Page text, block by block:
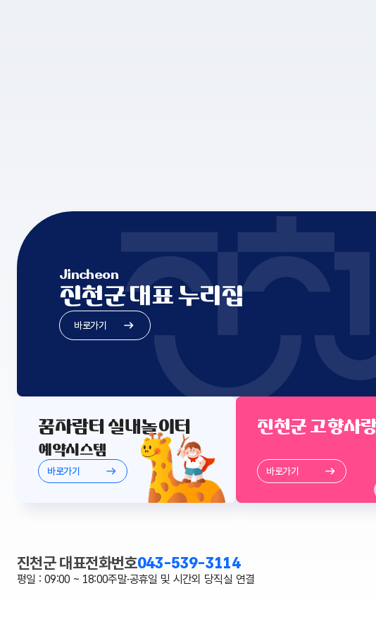
Jincheon
진천군 대표 누리집
바로가기
꿈자람터 실내놀이터
예약시스템
바로가기
진천군 고향사랑
바로가기
진천군 대표전화번호043-539-3114
평일 : 09:00 ~ 18:00주말·공휴일 및 시간외 당직실 연결